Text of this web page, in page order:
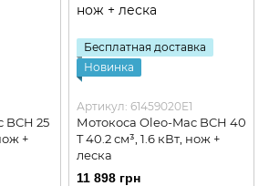
BCH 25
+
Бесплатная доставка
Новинка
Артикул: 61459020E1
Мотокоса Oleo-Mac BCH 40
T 40.2 см³, 1.6 кВт, нож +
леска
11 898 грн